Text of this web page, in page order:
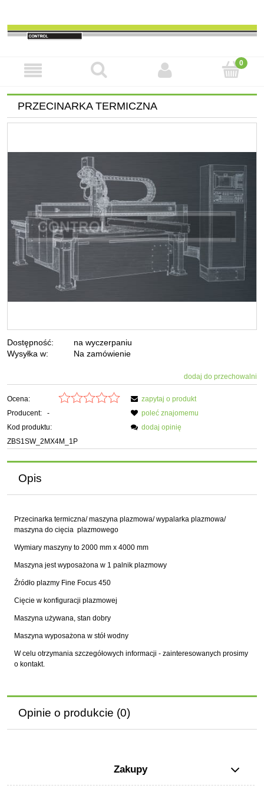
PRZECINARKA TERMICZNA
Dostępność:
na wyczerpaniu
Wysyłka w:
Na zamówienie
dodaj do przechowalni
Ocena:
Producent:
-
Kod produktu:
ZBS1SW_2MX4M_1P
zapytaj o produkt
poleć znajomemu
dodaj opinię
Opis
Przecinarka termiczna/ maszyna plazmowa/ wypalarka plazmowa/
maszyna do cięcia plazmowego
Wymiary maszyny to 2000 mm x 4000 mm
Maszyna jest wyposażona w 1 palnik plazmowy
Źródło plazmy Fine Focus 450
Cięcie w konfiguracji plazmowej
Maszyna używana, stan dobry
Maszyna wyposażona w stół wodny
W celu otrzymania szczegółowych informacji - zainteresowanych prosimy
o kontakt.
Opinie o produkcie (0)
Zakupy